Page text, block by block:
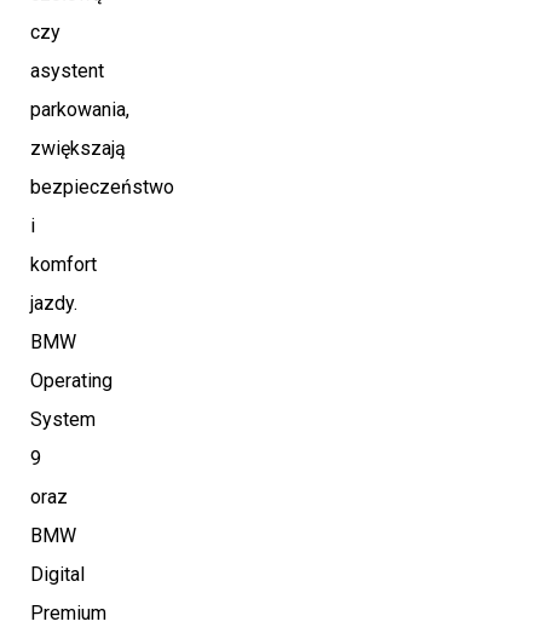
czy
asystent
parkowania,
zwiększają
bezpieczeństwo
i
komfort
jazdy.
BMW
Operating
System
9
oraz
BMW
Digital
Premium